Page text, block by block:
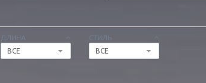
ДЛИНА
ВСЕ
СТИЛЬ
ВСЕ